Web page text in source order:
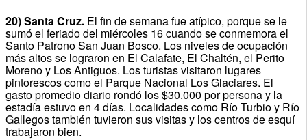
20) Santa Cruz.El fin de semana fue atípico, porque se le
sumó el feriado del miércoles 16 cuando se conmemora el
Santo Patrono San Juan Bosco. Los niveles de ocupación
más altos se lograron en El Calafate, El Chaltén, el Perito
Moreno y Los Antiguos. Los turistas visitaron lugares
pintorescos como el Parque Nacional Los Glaciares. El
gasto promedio diario rondó los $30.000 por persona y la
estadía estuvo en 4 días. Localidades como Río Turbio y Río
Gallegos también tuvieron sus visitas y los centros de esquí
trabajaron bien.